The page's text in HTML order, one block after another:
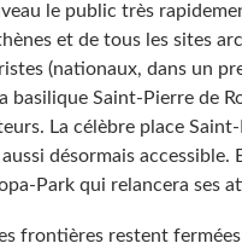
le public très
et de tous les sites
(nationaux, dans un
basilique Saint-Pierre de
La célèbre place
désormais accessible.
Park qui relancera ses
frontières restent